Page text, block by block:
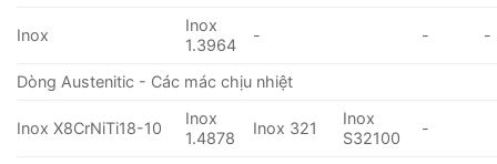
Inox
Inox
1.3964
- - -
Dòng Austenitic - Các mác chịu nhiệt
Inox X8CrNiTi18-10
Inox
1.4878
Inox 321
Inox
S32100
-